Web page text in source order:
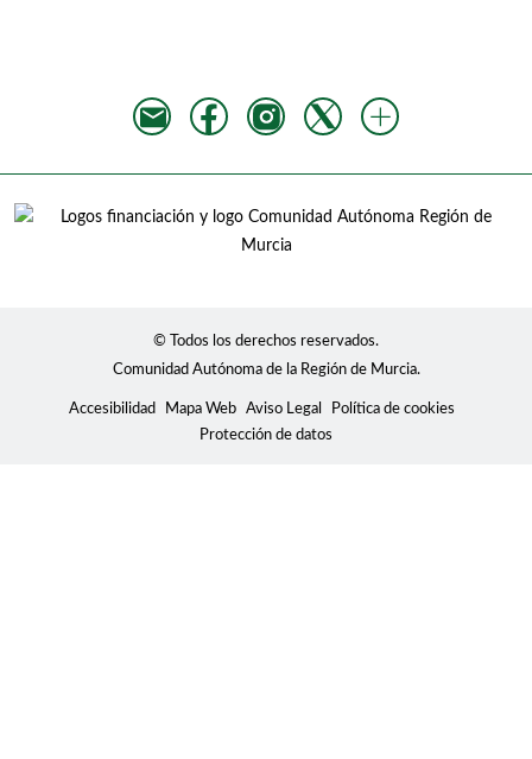
© Todos los derechos reservados.
Comunidad Autónoma de la Región de Murcia.
Accesibilidad Mapa Web Aviso Legal
Política de cookies
Protección de datos